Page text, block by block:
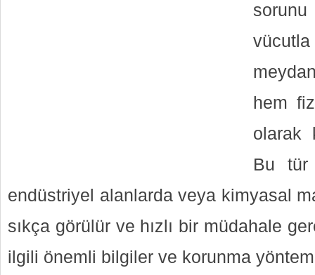
hem
olarak
Bu tür
endüstriyel alanlarda veya kimyasal
sıkça görülür ve hızlı bir müdahale
ilgili önemli bilgiler ve korunma